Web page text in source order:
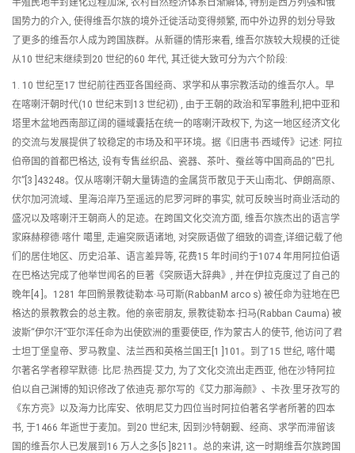
半殖民地半封建化过程加深, 农村自然经济体系日渐解体, 特别是西方列强和俄
国势力的介入, 使得维吾尔族的境外迁徙活动变得频繁, 而中外边界的划分导致
了更多的维吾尔人成为跨国族群。从新疆的情形来看, 维吾尔族较大规模的迁徙
从10 世纪末继续到20 世纪的60 年代, 其迁徙大致可分为六个阶段:
1. 10 世纪至17 世纪前往西亚各国经商、求学和从事宗教活动的维吾尔人。早
在喀喇汗朝时代(10 世纪末到13 世纪初) , 由于王朝的政治和军事胜利,把中亚和
塔里木盆地西南部辽阔的疆域囊括在统一的喀喇汗政权下, 为这一地区经济文化
的交流与发展提供了较稳定的市场及和平环境。据《旧唐书·西域传》记述: 阿拉
伯帝国的首都巴格达, 设有专售丝织品、瓷器、茶叶、蚕丝等中国商品的“巴扎
尔”[3 ]43248。仅从喀喇汗朝大量铸造的金属货币散见于天山南北、伊朗高原、
伏尔加河流域、里海沿岸乃至遥远的尼罗河畔的事实, 就可反映当时商业活动的
盛况以及喀喇汗王朝商人的足迹。在跨国文化交流方面, 维吾尔族杰出的语言学
家麻赫穆德·喀什 噶里, 走遍突厥语诸地, 对突厥语做了细致的调查,详细记载了他
们的居住地区、历史沿革、语言差异等, 花费15 年时间约于1074 年用阿拉伯语
在巴格达完成了他举世闻名的巨著《突厥语大辞典》, 并在伊拉克度过了自己的
晚年[4 ]。1281 年回鹘景教徒勒本·马可斯(RabbanM arco s) 被任命为驻地在巴
格达的景教教会的总主教。他的亲密朋友, 景教徒勒本·扫马(Rabban Cauma) 被
波斯“伊尔汗”亚尔浑任命为出使欧洲的重要使臣, 作为蒙古人的使节, 他访问了君
士坦丁堡皇帝、罗马教皇、法兰西和英格兰国王[1 ]101。到了15 世纪, 喀什噶
尔著名学者穆罕默德· 比尼·热西提·艾力, 为了文化交流出走西亚, 他在沙特阿拉
伯以自己渊博的知识修改了依迪克·那尔写的《艾力那海颜》、卡孜·里牙孜写的
《东方亮》以及海力比库安、依明尼艾力四位当时阿拉伯著名学者所著的四本
书, 于1466 年逝世于麦加。到20 世纪末, 因到沙特朝觐、经商、求学而滞留该
国的维吾尔人已发展到16 万人之多[5 ]8211。总的来讲, 这一时期维吾尔族跨国